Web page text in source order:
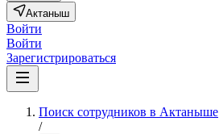
Актаныш
Войти
Войти
Зарегистрироваться
Поиск сотрудников в Актаныше
/